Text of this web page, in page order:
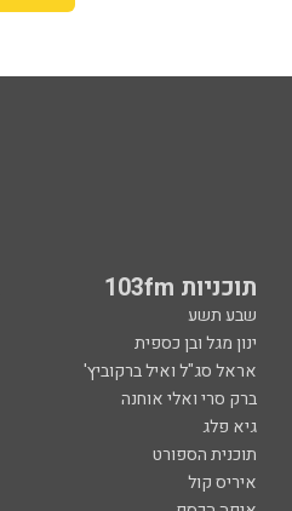
תוכניות 103fm
שבע תשע
ינון מגל ובן כספית
אראל סג"ל ואיל ברקוביץ'
ברק סרי ואלי אוחנה
גיא פלג
תוכנית הספורט
איריס קול